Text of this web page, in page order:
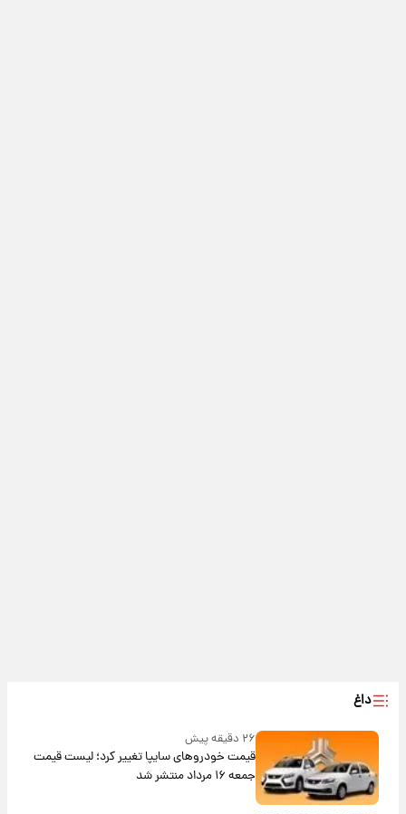
داغ
۲۶ دقیقه پیش
قیمت خودروهای سایپا تغییر کرد؛ لیست قیمت
جمعه ۱۶ مرداد منتشر شد